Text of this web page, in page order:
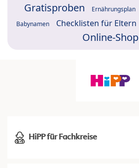
Gratisproben Ernährungsplan
Babynamen Checklisten für Eltern
Online-Shop
HiPP für Fachkreise